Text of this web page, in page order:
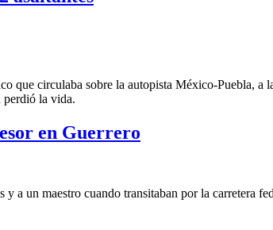
circulaba sobre la autopista México-Puebla, a
perdió la vida.
en Guerrero
y a un maestro cuando transitaban por la carretera